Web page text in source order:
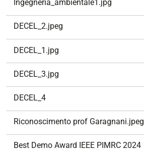
Ingegneria_ambientale1.jpg
DECEL_2.jpeg
DECEL_1.jpg
DECEL_3.jpg
DECEL_4
Riconoscimento prof Garagnani.jpeg
Best Demo Award IEEE PIMRC 2024